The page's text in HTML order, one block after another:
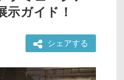
示ガイド！
シェアする